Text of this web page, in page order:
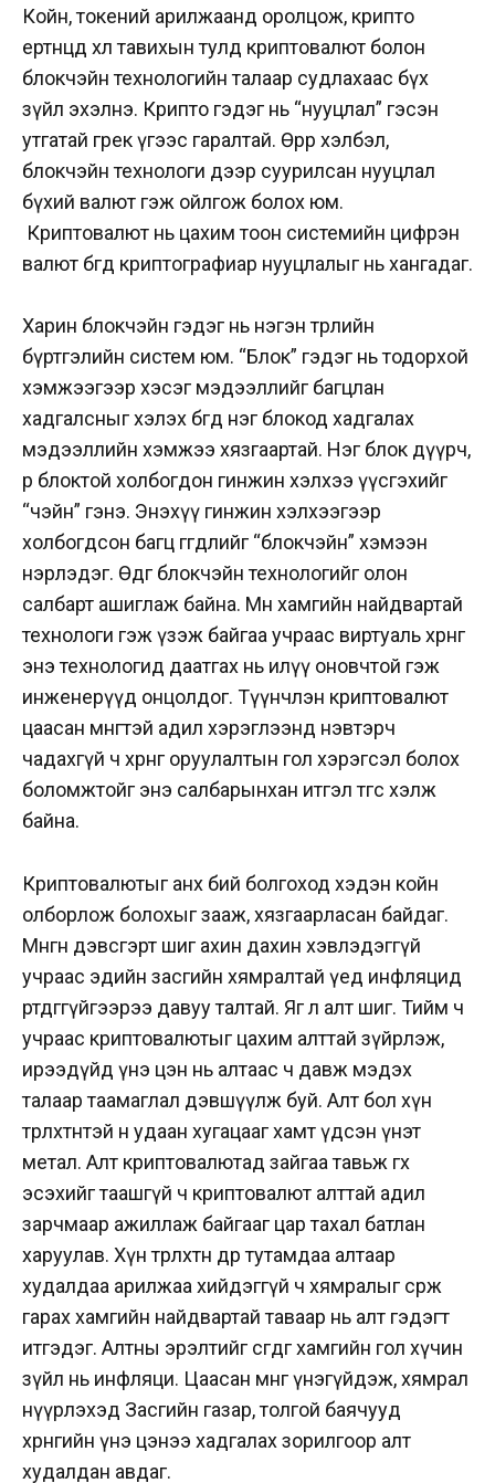
Койн, токений арилжаанд оролцож, крипто
ертөнцөд хөл тавихын тулд криптовалют болон
блокчэйн технологийн талаар судлахаас бүх
зүйл эхэлнэ. Крипто гэдэг нь “нууцлал” гэсэн
утгатай грек үгээс гаралтай. Өөрөөр хэлбэл,
блокчэйн технологи дээр суурилсан нууцлал
бүхий валют гэж ойлгож болох юм.
Криптовалют нь цахим тоон системийн цифрэн
валют бөгөөд криптографиар нууцлалыг нь хангадаг.
Харин блокчэйн гэдэг нь нэгэн төрлийн
бүртгэлийн систем юм. “Блок” гэдэг нь тодорхой
хэмжээгээр хэсэг мэдээллийг багцлан
хадгалсныг хэлэх бөгөөд нэг блокод хадгалах
мэдээллийн хэмжээ хязгаартай. Нэг блок дүүрч,
өөр блоктой холбогдон гинжин хэлхээ үүсгэхийг
“чэйн” гэнэ. Энэхүү гинжин хэлхээгээр
холбогдсон багц өгөгдлийг “блокчэйн” хэмээн
нэрлэдэг. Өдгөө блокчэйн технологийг олон
салбарт ашиглаж байна. Мөн хамгийн найдвартай
технологи гэж үзэж байгаа учраас виртуаль хөрөнгөө
энэ технологид даатгах нь илүү оновчтой гэж
инженерүүд онцолдог. Түүнчлэн криптовалют
цаасан мөнгөтэй адил хэрэглээнд нэвтэрч
чадахгүй ч хөрөнгө оруулалтын гол хэрэгсэл болох
боломжтойг энэ салбарынхан итгэл төгс хэлж
байна.
Криптовалютыг анх бий болгоход хэдэн койн
олборлож болохыг зааж, хязгаарласан байдаг.
Мөнгөн дэвсгэрт шиг ахин дахин хэвлэдэггүй
учраас эдийн засгийн хямралтай үед инфляцид
өртдөггүйгээрээ давуу талтай. Яг л алт шиг. Тийм ч
учраас криптовалютыг цахим алттай зүйрлэж,
ирээдүйд үнэ цэн нь алтаас ч давж мэдэх
талаар таамаглал дэвшүүлж буй. Алт бол хүн
төрөлхтөнтэй өнө удаан хугацааг хамт үдсэн үнэт
метал. Алт криптовалютад зайгаа тавьж өгөх
эсэхийг таашгүй ч криптовалют алттай адил
зарчмаар ажиллаж байгааг цар тахал батлан
харуулав. Хүн төрөлхтөн өдөр тутамдаа алтаар
худалдаа арилжаа хийдэггүй ч хямралыг сөрж
гарах хамгийн найдвартай таваар нь алт гэдэгт
итгэдэг. Алтны эрэлтийг өсгөдөг хамгийн гол хүчин
зүйл нь инфляци. Цаасан мөнгө үнэгүйдэж, хямрал
нүүрлэхэд Засгийн газар, толгой баячууд
хөрөнгийн үнэ цэнээ хадгалах зорилгоор алт
худалдан авдаг.